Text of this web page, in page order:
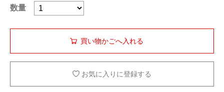
数量
お気に入りに登録する